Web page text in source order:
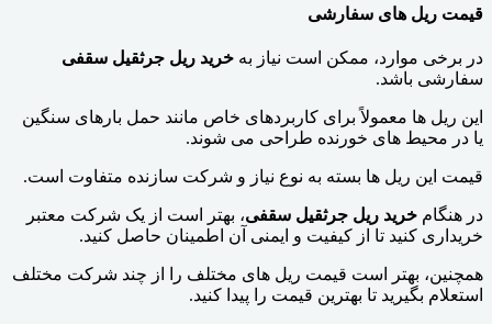
قیمت ریل های سفارشی
در برخی موارد، ممکن است نیاز به خرید ریل جرثقیل سقفی
سفارشی باشد.
این ریل ها معمولاً برای کاربردهای خاص مانند حمل بارهای سنگین
یا در محیط های خورنده طراحی می شوند.
قیمت این ریل ها بسته به نوع نیاز و شرکت سازنده متفاوت است.
در هنگام خرید ریل جرثقیل سقفی، بهتر است از یک شرکت معتبر
خریداری کنید تا از کیفیت و ایمنی آن اطمینان حاصل کنید.
همچنین، بهتر است قیمت ریل های مختلف را از چند شرکت مختلف
استعلام بگیرید تا بهترین قیمت را پیدا کنید.